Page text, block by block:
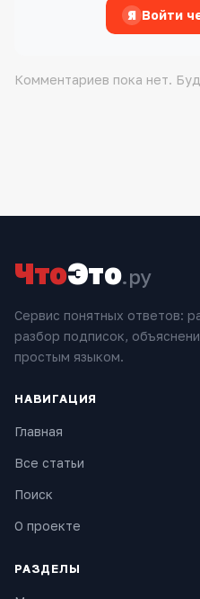
Я Войти
Комментариев пока нет.
ЧтоЭто.ру
Сервис понятных ответов:
разбор подписок,
простым языком.
НАВИГАЦИЯ
Главная
Все статьи
Поиск
О проекте
РАЗДЕЛЫ